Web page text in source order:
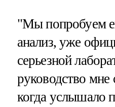
"Мы попробуем
анализ, уже
серьезной
руководство мне
когда услышало